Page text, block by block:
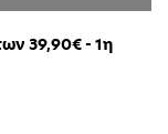
39,90€ - 1η